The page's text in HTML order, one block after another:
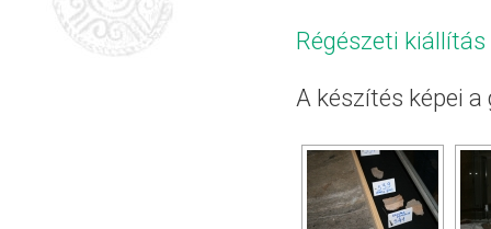
Régészeti
A készítés képei